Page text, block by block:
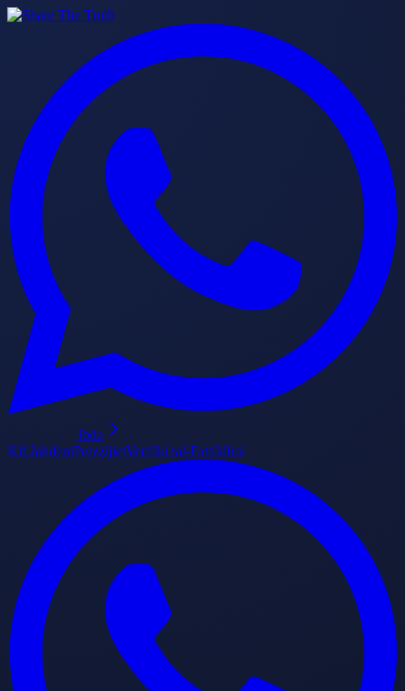
Ibda
Kif JaħdemPrezzijietVerifiki tal-FattiIdħol